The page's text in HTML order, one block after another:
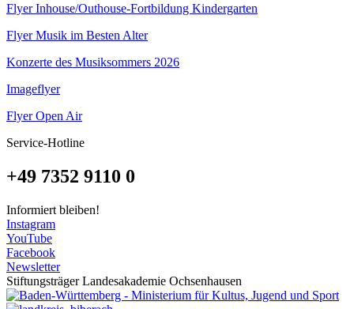
Flyer Inhouse/Outhouse-Fortbildung Kindergarten
Flyer Musik im Besten Alter
Konzerte des Musiksommers 2026
Imageflyer
Flyer Open Air
Service-Hotline
+49 7352 9110 0
Informiert bleiben!
Instagram
YouTube
Facebook
Newsletter
Stiftungsträger Landesakademie Ochsenhausen